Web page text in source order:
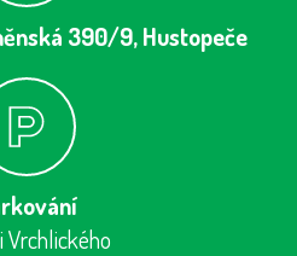
390/9, Hustopeče
Vrchlického